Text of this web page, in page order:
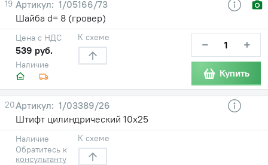
19
1/05166/73
Шайба d= 8 (гровер)
Наличие
Цена с НДС
539 руб.
К схеме − +
Купить
20
1/03389/26
Штифт цилиндрический 10х25
Наличие
Обратитесь к
консультанту
К схеме